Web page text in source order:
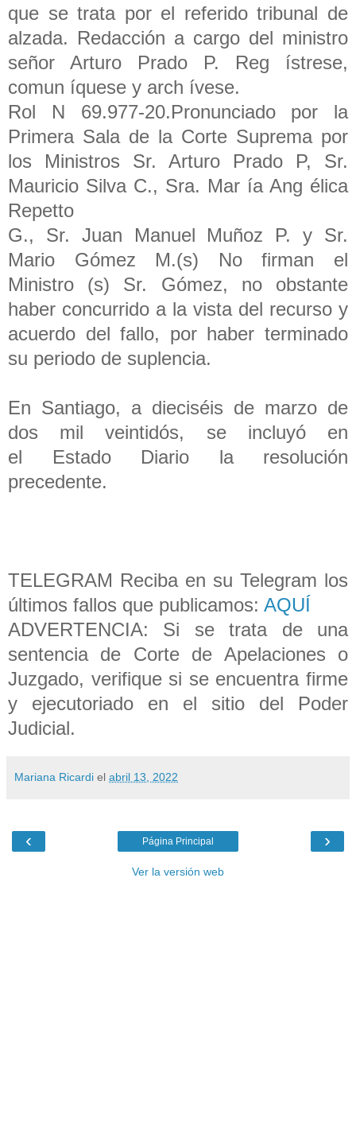
que se trata por el referido tribunal de
alzada. Redacción a cargo del ministro
señor Arturo Prado P. Reg ístrese,
comun íquese y arch ívese.
Rol N 69.977-20.Pronunciado por la
Primera Sala de la Corte Suprema por
los Ministros Sr. Arturo Prado P, Sr.
Mauricio Silva C., Sra. Mar ía Ang élica
Repetto
G., Sr. Juan Manuel Muñoz P. y Sr.
Mario Gómez M.(s) No firman el
Ministro (s) Sr. Gómez, no obstante
haber concurrido a la vista del recurso y
acuerdo del fallo, por haber terminado
su periodo de suplencia.
En Santiago, a dieciséis de marzo de
dos mil veintidós, se incluyó en
el Estado Diario la resolución
precedente.
TELEGRAM Reciba en su Telegram los
últimos fallos que publicamos: AQUÍ
ADVERTENCIA: Si se trata de una
sentencia de Corte de Apelaciones o
Juzgado, verifique si se encuentra firme
y ejecutoriado en el sitio del Poder
Judicial.
Mariana Ricardi el abril 13, 2022
‹ ›
Página Principal
Ver la versión web